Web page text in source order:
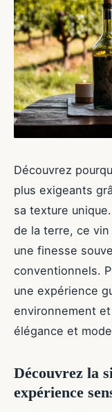
Découvrez
plus exigeants
sa texture
de la terre, ce
une finesse
conventionnels.
une expérience
environnement
élégance et
Découvrez la
expérience